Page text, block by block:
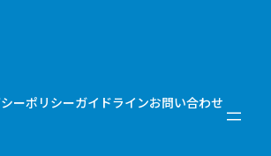
ーポリシーガイドラインお問い合わせ